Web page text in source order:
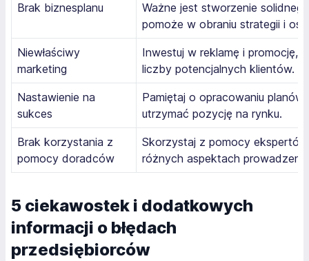
Brak biznesplanu
Ważne jest stworzenie
pomoże w obraniu strategii i
Niewłaściwy
marketing
Inwestuj w reklamę i promocję,
liczby potencjalnych klientów.
Nastawienie na
sukces
Pamiętaj o opracowaniu planów
utrzymać pozycję na rynku.
Brak korzystania z
pomocy doradców
Skorzystaj z pomocy
różnych aspektach
5 ciekawostek i dodatkowych
informacji o błędach
przedsiębiorców